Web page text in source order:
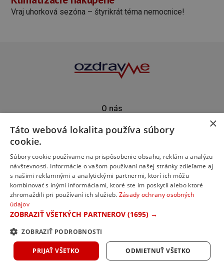
Vraj uhorková sezóna – štyrikrát téma nemocnice!
O nás
Predplatné
Podporte nás
© 2023 ozdravme s.r.o. Všetky práva vyhradené.
×
Táto webová lokalita používa súbory
cookie.
Súbory cookie používame na prispôsobenie obsahu, reklám a analýzu
návštevnosti. Informácie o vašom používaní našej stránky zdieľame aj
s našimi reklamnými a analytickými partnermi, ktorí ich môžu
kombinovať s inými informáciami, ktoré ste im poskytli alebo ktoré
zhromaždili pri používaní ich služieb. Zásady ochrany osobných
údajov
ZOBRAZIŤ VŠETKÝCH PARTNEROV (1695) →
ZOBRAZIŤ PODROBNOSTI
PRIJAŤ VŠETKO ODMIETNUŤ VŠETKO